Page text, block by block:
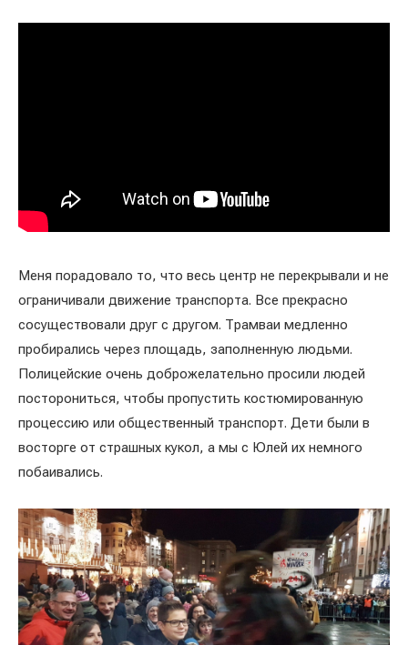
Меня порадовало то, что весь центр не перекрывали и не
ограничивали движение транспорта. Все прекрасно
сосуществовали друг с другом. Трамваи медленно
пробирались через площадь, заполненную людьми.
Полицейские очень доброжелательно просили людей
посторониться, чтобы пропустить костюмированную
процессию или общественный транспорт. Дети были в
восторге от страшных кукол, а мы с Юлей их немного
побаивались.